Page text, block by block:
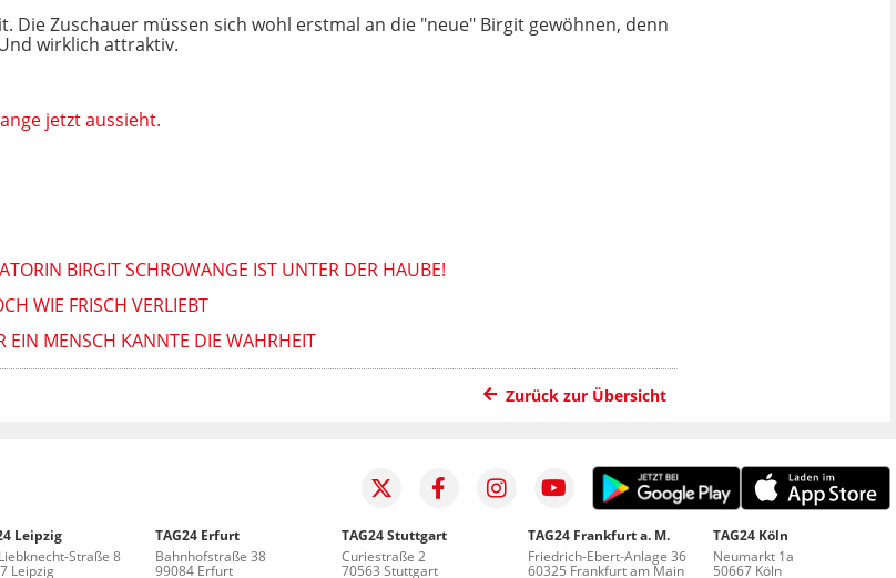
Die Zuschauer müssen sich wohl erstmal an die "neue" Birgit gewöhnen, denn
wirklich attraktiv.
jetzt aussieht.
BIRGIT SCHROWANGE IST UNTER DER HAUBE!
WIE FRISCH VERLIEBT
EIN MENSCH KANNTE DIE WAHRHEIT
Zurück zur Übersicht
Leipzig
Straße 8
Leipzig
TAG24 Erfurt
Bahnhofstraße 38
99084 Erfurt
TAG24 Stuttgart
Curiestraße 2
70563 Stuttgart
TAG24 Frankfurt a. M.
Friedrich-Ebert-Anlage 36
60325 Frankfurt am Main
TAG24 Köln
Neumarkt 1a
50667 Köln